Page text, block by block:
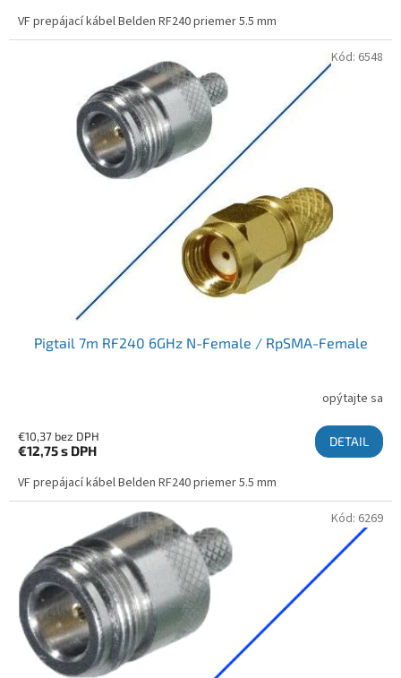
VF prepájací kábel Belden RF240 priemer 5.5 mm
Pigtail 7m RF240 6GHz N-Female / RpSMA-Female
opýtajte sa
€10,37 bez DPH
€12,75s DPH
DETAIL
VF prepájací kábel Belden RF240 priemer 5.5 mm
Kód: 6548
Kód: 6269